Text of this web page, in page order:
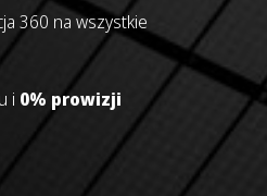
360 na wszystkie
i 0% prowizji